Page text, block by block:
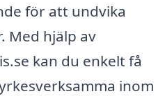
för att undvika
Med hjälp av
kan du enkelt få
inom